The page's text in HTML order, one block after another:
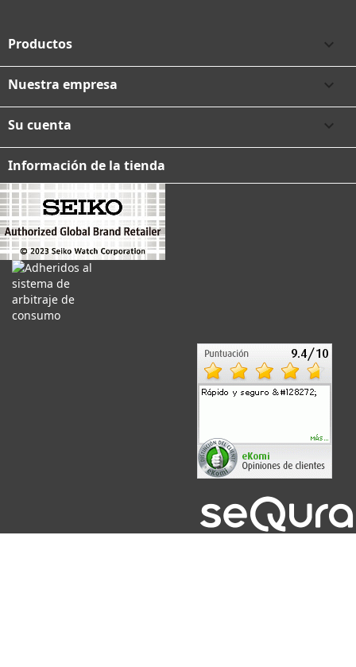
Productos 
Nuestra empresa 
Su cuenta 
Información de la tienda